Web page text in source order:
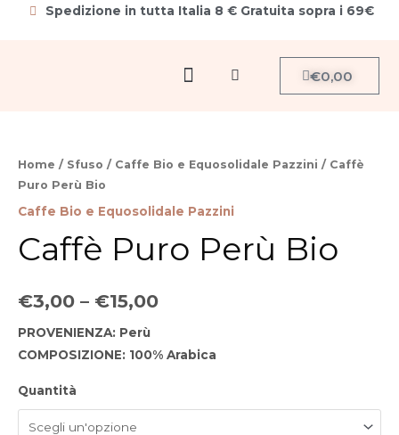
Spedizione in tutta Italia 8 € Gratuita sopra i 69€
MenuCerca
€0,00
Carrello
Home / Sfuso / Caffe Bio e Equosolidale Pazzini / Caffè
Puro Perù Bio
Caffe Bio e Equosolidale Pazzini
Caffè Puro Perù Bio
€3,00 – €15,00
PROVENIENZA: Perù
COMPOSIZIONE: 100% Arabica
Quantità
Puro
Perù
Bio